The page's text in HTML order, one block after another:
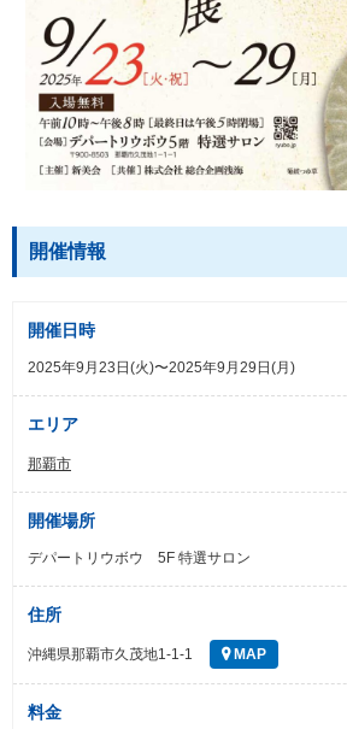
開催情報
開催日時
2025年9月23日(火)〜2025年9月29日(月)
エリア
那覇市
開催場所
デパートリウボウ 5F 特選サロン
住所
沖縄県那覇市久茂地1-1-1 MAP
料金